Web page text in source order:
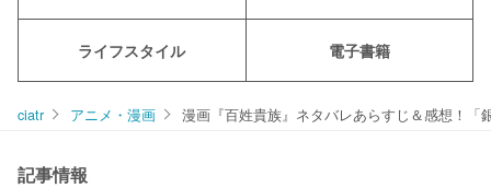
ライフスタイル 電子書籍
ciatr アニメ・漫画 漫画『百姓貴族』ネタバレあらすじ＆感想！「
記事情報